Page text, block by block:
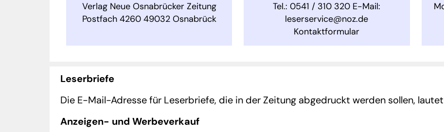
Verlag Neue Osnabrücker Zeitung
Postfach 4260 49032 Osnabrück
Tel.: 0541 / 310 320 E-Mail:
leserservice@noz.de
Kontaktformular
Leserbriefe
Die E-Mail-Adresse für Leserbriefe, die in der Zeitung abgedruckt werden sollen, lautet
Anzeigen- und Werbeverkauf